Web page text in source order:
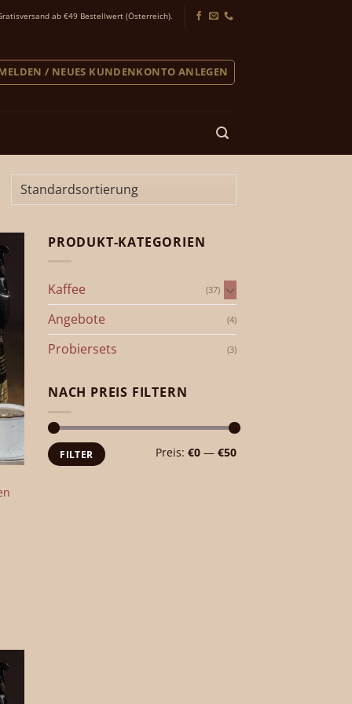
ab €49 Bestellwert (Österreich).
/ NEUES KUNDENKONTO ANLEGEN
PRODUKT-KATEGORIEN
Kaffee (37)
Angebote (4)
Probiersets (3)
NACH PREIS FILTERN
Min.
Preis
Max.
PreisFILTER Preis: €0 — €50